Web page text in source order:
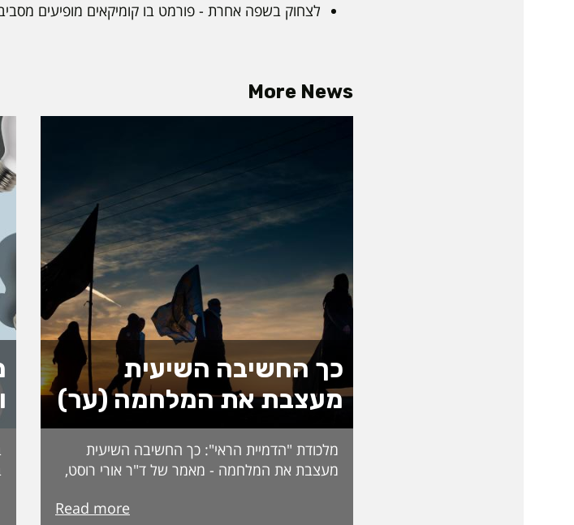
לצחוק בשפה אחרת - פורמט בו קומיקאים מופיעים
More News
כך החשיבה השיעית
מעצבת את המלחמה (ער)
מלכודת "הדמיית הראי": כך החשיבה השיעית
מעצבת את המלחמה - מאמר של ד"ר אורי רוסט,
"התנהלות איראן וחיזבאללה נתפסת לעיתים כבלתי
Read more